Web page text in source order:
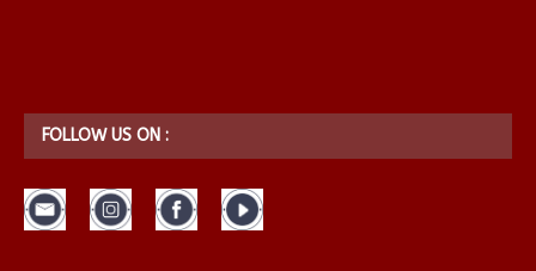
FOLLOW US ON :